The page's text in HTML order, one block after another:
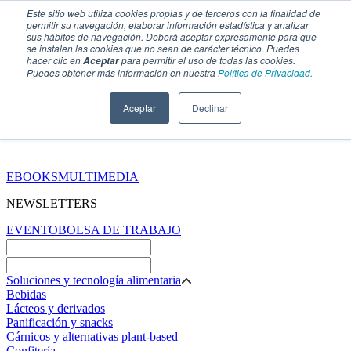
Este sitio web utiliza cookies propias y de terceros con la finalidad de
permitir su navegación, elaborar información estadística y analizar
sus hábitos de navegación. Deberá aceptar expresamente para que
se instalen las cookies que no sean de carácter técnico. Puedes
hacer clic enAceptarpara permitir el uso de todas las cookies.
Puedes obtener más información en nuestraPolítica de Privacidad.
Aceptar Declinar
EBOOKSMULTIMEDIA
NEWSLETTERS
EVENTOBOLSA DE TRABAJO
Soluciones y tecnología alimentaria
Bebidas
Lácteos y derivados
Panificación y snacks
Cárnicos y alternativas plant-based